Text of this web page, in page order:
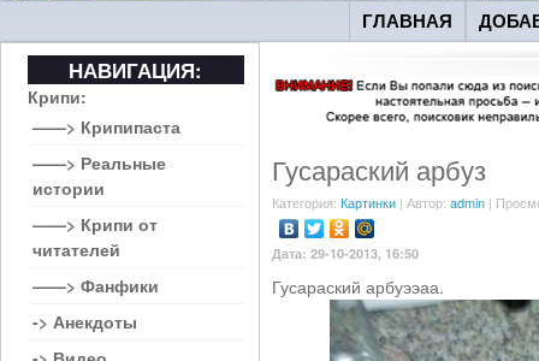
ГЛАВНАЯ
Гусараский арбуз
Категория: Картинки | Автор: admin |
Дата: 29-10-2013, 16:50
Гусараский арбуээаа.
НАВИГАЦИЯ:
Крипи:
——> Крипипаста
——> Реальные
истории
——> Крипи от
читателей
——> Фанфики
-> Анекдоты